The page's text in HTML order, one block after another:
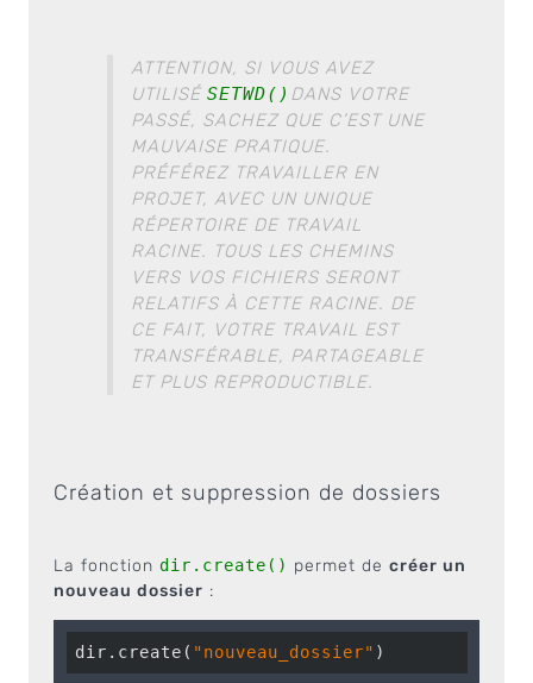
ATTENTION, SI VOUS AVEZ
UTILISÉ SETWD() DANS VOTRE
PASSÉ, SACHEZ QUE C’EST UNE
MAUVAISE PRATIQUE.
PRÉFÉREZ TRAVAILLER EN
PROJET, AVEC UN UNIQUE
RÉPERTOIRE DE TRAVAIL
RACINE. TOUS LES CHEMINS
VERS VOS FICHIERS SERONT
RELATIFS À CETTE RACINE. DE
CE FAIT, VOTRE TRAVAIL EST
TRANSFÉRABLE, PARTAGEABLE
ET PLUS REPRODUCTIBLE.
Création et suppression de dossiers
La fonction dir.create() permet de créer un
nouveau dossier :
dir.create( "nouveau_dossier" )